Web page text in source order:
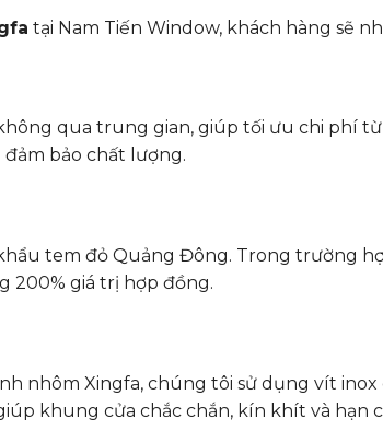
tại Nam Tiến Window, khách hàng sẽ
qua trung gian, giúp tối ưu chi phí từ
bảo chất lượng.
tem đỏ Quảng Đông. Trong trường
200% giá trị hợp đồng.
nhôm Xingfa, chúng tôi sử dụng vít
khung cửa chắc chắn, kín khít và hạn